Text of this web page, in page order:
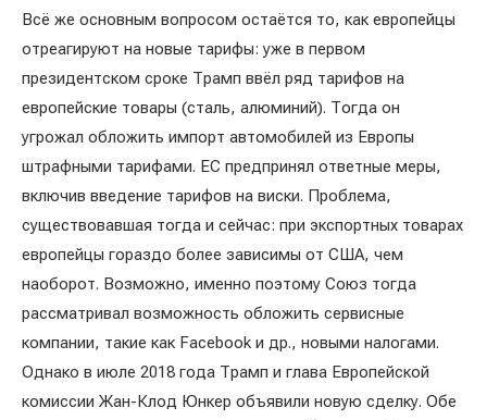
Всё же основным вопросом остаётся то, как европейцы
отреагируют на новые тарифы: уже в первом
президентском сроке Трамп ввёл ряд тарифов на
европейские товары (сталь, алюминий). Тогда он
угрожал обложить импорт автомобилей из Европы
штрафными тарифами. ЕС предпринял ответные меры,
включив введение тарифов на виски. Проблема,
существовавшая тогда и сейчас: при экспортных товарах
европейцы гораздо более зависимы от США, чем
наоборот. Возможно, именно поэтому Союз тогда
рассматривал возможность обложить сервисные
компании, такие как Facebook и др., новыми налогами.
Однако в июле 2018 года Трамп и глава Европейской
комиссии Жан-Клод Юнкер объявили новую сделку. Обе